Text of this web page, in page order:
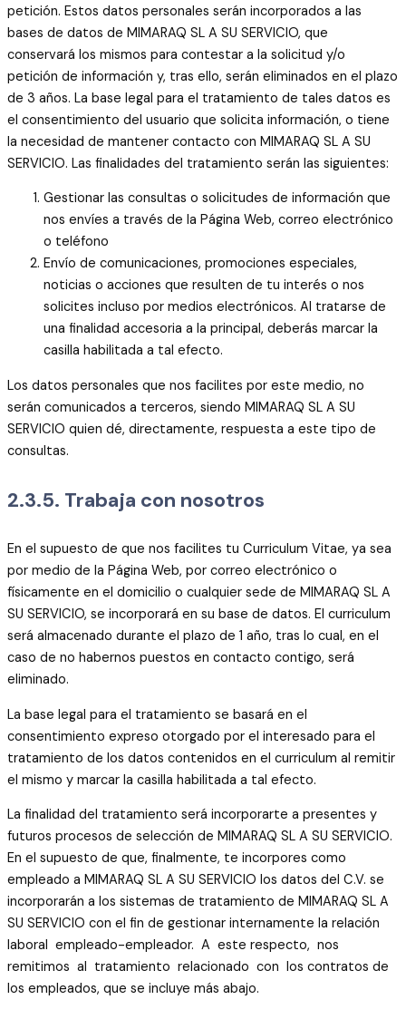
petición. Estos datos personales serán incorporados a las
bases de datos de MIMARAQ SL A SU SERVICIO, que
conservará los mismos para contestar a la solicitud y/o
petición de información y, tras ello, serán eliminados en el plazo
de 3 años. La base legal para el tratamiento de tales datos es
el consentimiento del usuario que solicita información, o tiene
la necesidad de mantener contacto con MIMARAQ SL A SU
SERVICIO. Las finalidades del tratamiento serán las siguientes:
Gestionar las consultas o solicitudes de información que
nos envíes a través de la Página Web, correo electrónico
o teléfono
Envío de comunicaciones, promociones especiales,
noticias o acciones que resulten de tu interés o nos
solicites incluso por medios electrónicos. Al tratarse de
una finalidad accesoria a la principal, deberás marcar la
casilla habilitada a tal efecto.
Los datos personales que nos facilites por este medio, no
serán comunicados a terceros, siendo MIMARAQ SL A SU
SERVICIO quien dé, directamente, respuesta a este tipo de
consultas.
2.3.5. Trabaja con nosotros
En el supuesto de que nos facilites tu Curriculum Vitae, ya sea
por medio de la Página Web, por correo electrónico o
físicamente en el domicilio o cualquier sede de MIMARAQ SL A
SU SERVICIO, se incorporará en su base de datos. El curriculum
será almacenado durante el plazo de 1 año, tras lo cual, en el
caso de no habernos puestos en contacto contigo, será
eliminado.
La base legal para el tratamiento se basará en el
consentimiento expreso otorgado por el interesado para el
tratamiento de los datos contenidos en el curriculum al remitir
el mismo y marcar la casilla habilitada a tal efecto.
La finalidad del tratamiento será incorporarte a presentes y
futuros procesos de selección de MIMARAQ SL A SU SERVICIO.
En el supuesto de que, finalmente, te incorpores como
empleado a MIMARAQ SL A SU SERVICIO los datos del C.V. se
incorporarán a los sistemas de tratamiento de MIMARAQ SL A
SU SERVICIO con el fin de gestionar internamente la relación
laboral empleado-empleador. A este respecto, nos
remitimos al tratamiento relacionado con los contratos de
los empleados, que se incluye más abajo.